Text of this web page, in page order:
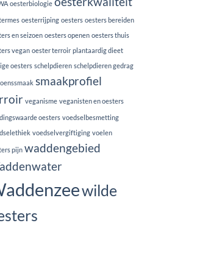
oesterbiologie
oesterrijping oesters oesters bereiden
en seizoen oesters openen oesters thuis
vegan oester terroir plantaardig dieet
oesters schelpdieren schelpdieren gedrag
smaakprofiel
veganisme veganisten en oesters
oesters voedselbesmetting
voedselvergiftiging voelen
pijn waddengebied
wilde